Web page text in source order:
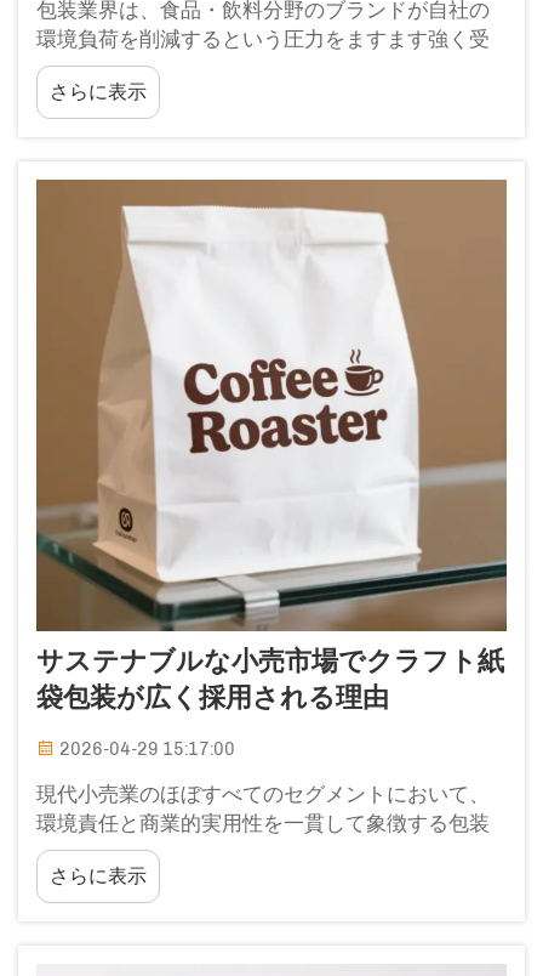
包装業界は、食品・飲料分野のブランドが自社の
環境負荷を削減するという圧力をますます強く受
ける中、根本的な変革を遂げています。スナッ
ク、ナッツ、コーヒーといったカテゴリーは、柔
軟性の高い包装（フレキシブルパッケージング）
さらに表示
サステナブルな小売市場でクラフト紙
袋包装が広く採用される理由
2026-04-29 15:17:00
現代小売業のほぼすべてのセグメントにおいて、
環境責任と商業的実用性を一貫して象徴する包装
フォーマットが一つ登場しています——それはク
ラフト紙袋です。ブティックファッション店やオ
ーガニック食料品店からアートギャラリー、カフ
さらに表示